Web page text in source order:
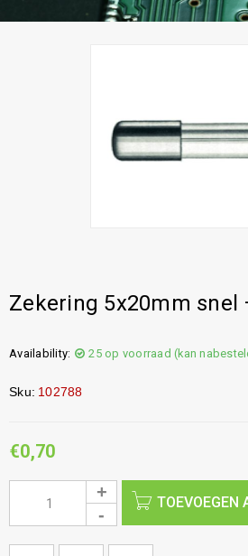
Zekering 5x20mm snel
Availability: 25 op voorraad (kan
Sku: 102788
€0,70
TOEVOEGEN